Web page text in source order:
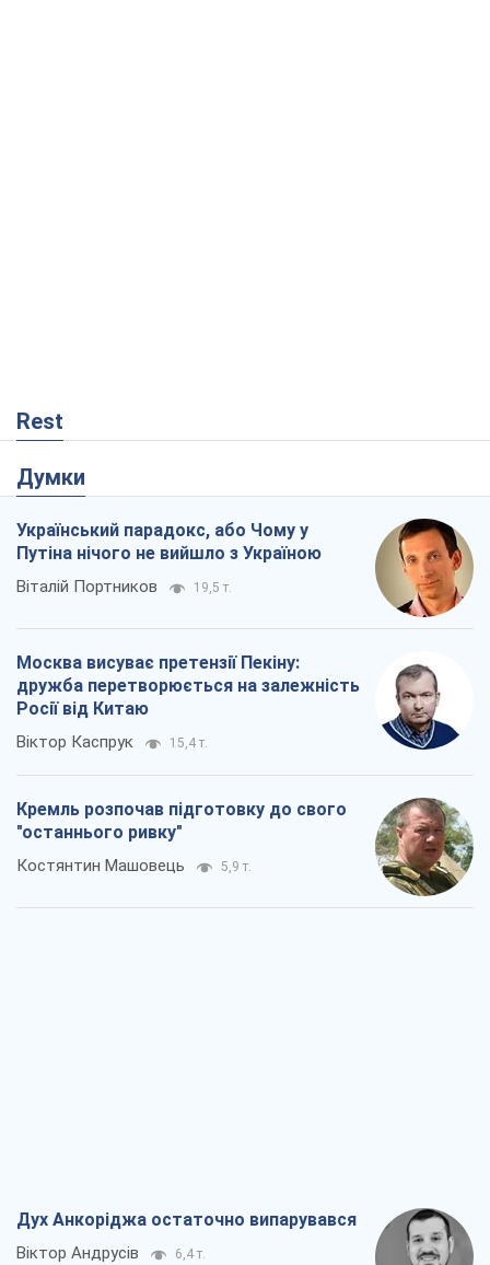
Rest
Думки
Український парадокс, або Чому у
Путіна нічого не вийшло з Україною
Віталій Портников 19,5 т.
Москва висуває претензії Пекіну:
дружба перетворюється на залежність
Росії від Китаю
Віктор Каспрук 15,4 т.
Кремль розпочав підготовку до свого
"останнього ривку"
Костянтин Машовець 5,9 т.
Дух Анкоріджа остаточно випарувався
Віктор Андрусів 6,4 т.